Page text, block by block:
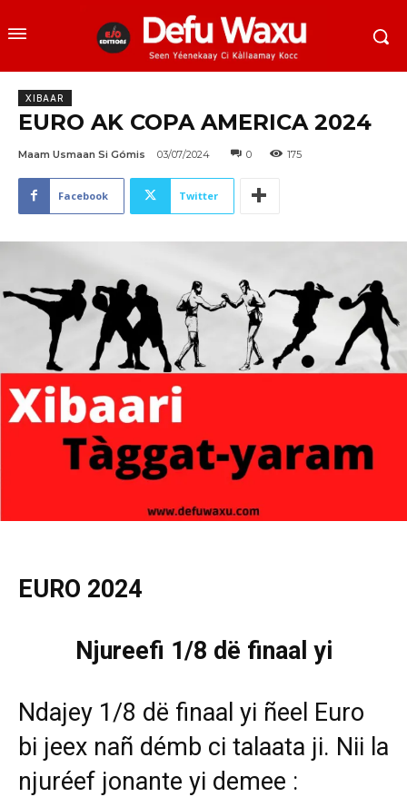
XIBAAR
EURO AK COPA AMERICA 2024
Maam Usmaan Si Gómis 03/07/2024 0 175
Facebook Twitter
EURO 2024
Njureefi 1/8 dë finaal yi
Ndajey 1/8 dë finaal yi ñeel Euro
bi jeex nañ démb ci talaata ji. Nii la
njuréef jonante yi demee :